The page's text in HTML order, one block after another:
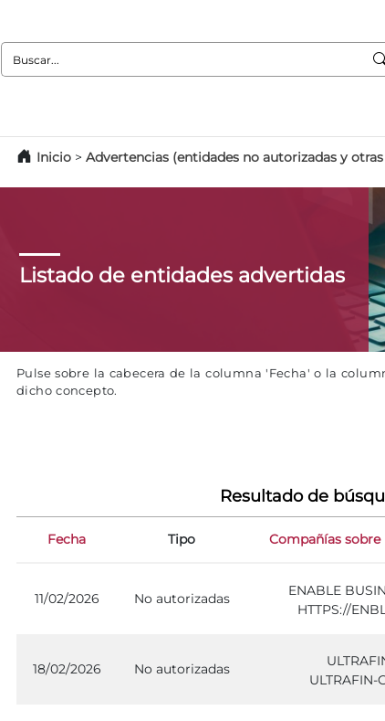
Buscar:
Inicio > Advertencias (entidades no autorizadas y
Listado de entidades advertidas
Pulse sobre la cabecera de la columna 'Fecha' o la
dicho concepto.
Resultado de
Fecha Tipo Compañías sobre
11/02/2026 No autorizadas
ENABLE
HTTPS://
18/02/2026 No autorizadas
ULTRAFIN-